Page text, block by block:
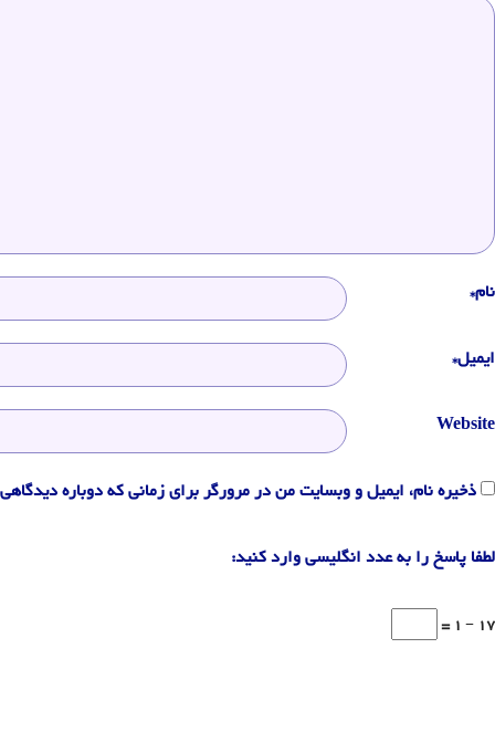
نام*
ایمیل*
Website
ذخیره نام، ایمیل و وبسایت من در مرورگر برای زمانی که دوباره
لطفا پاسخ را به عدد انگلیسی وارد کنید:
17 − 1 =